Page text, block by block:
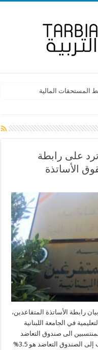
المستحقات المالية
ترد على رابطة
الأساتذة
رابطة الأساتذة المتقاعدين،
في الجامعة اللبنانية
الى صندوق التعاضد
حتى تاريخه هو 3500 أستاذ. إن رسم الانتساب إلى الصندوق التعاضد هو 3.5%